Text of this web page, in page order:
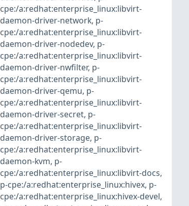
cpe:/a:redhat:enterprise_linux:libvirt-
daemon-driver-network, p-
cpe:/a:redhat:enterprise_linux:libvirt-
daemon-driver-nodedev, p-
cpe:/a:redhat:enterprise_linux:libvirt-
daemon-driver-nwfilter, p-
cpe:/a:redhat:enterprise_linux:libvirt-
daemon-driver-qemu, p-
cpe:/a:redhat:enterprise_linux:libvirt-
daemon-driver-secret, p-
cpe:/a:redhat:enterprise_linux:libvirt-
daemon-driver-storage, p-
cpe:/a:redhat:enterprise_linux:libvirt-
daemon-kvm, p-
cpe:/a:redhat:enterprise_linux:libvirt-docs,
p-cpe:/a:redhat:enterprise_linux:hivex, p-
cpe:/a:redhat:enterprise_linux:hivex-devel,